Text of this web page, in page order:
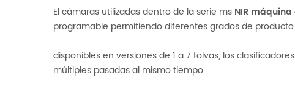
El cámaras utilizadas dentro de la serie ms NIR
programable permitiendo diferentes grados de
disponibles en versiones de 1 a 7 tolvas, los
múltiples pasadas al mismo tiempo.